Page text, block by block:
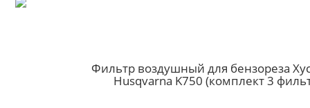
Фильтр воздушный для бензореза
Husqvarna K750 (комплект 3